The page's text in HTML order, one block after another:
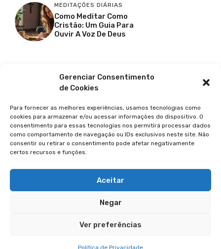
Gerenciar Consentimento
de Cookies
Para fornecer as melhores experiências, usamos tecnologias como
cookies para armazenar e/ou acessar informações do dispositivo. O
consentimento para essas tecnologias nos permitirá processar dados
como comportamento de navegação ou IDs exclusivos neste site. Não
consentir ou retirar o consentimento pode afetar negativamente
certos recursos e funções.
Aceitar
Negar
Ver preferências
Política de Privacidade
MEDITAÇÕES DIÁRIAS
Como Meditar Como
Cristão: Um Guia Para
Ouvir A Voz De Deus
Facebook
Youtube
Pinterest
TRANSPARÊNCIA